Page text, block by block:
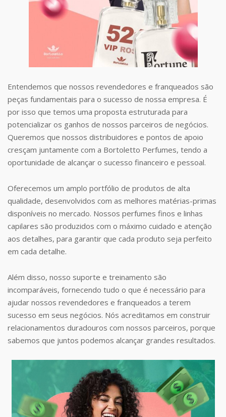
Entendemos que nossos revendedores e franqueados são
peças fundamentais para o sucesso de nossa empresa. É
por isso que temos uma proposta estruturada para
potencializar os ganhos de nossos parceiros de negócios.
Queremos que nossos distribuidores e pontos de apoio
cresçam juntamente com a Bortoletto Perfumes, tendo a
oportunidade de alcançar o sucesso financeiro e pessoal.
Oferecemos um amplo portfólio de produtos de alta
qualidade, desenvolvidos com as melhores matérias-primas
disponíveis no mercado. Nossos perfumes finos e linhas
capilares são produzidos com o máximo cuidado e atenção
aos detalhes, para garantir que cada produto seja perfeito
em cada detalhe.
Além disso, nosso suporte e treinamento são
incomparáveis, fornecendo tudo o que é necessário para
ajudar nossos revendedores e franqueados a terem
sucesso em seus negócios. Nós acreditamos em construir
relacionamentos duradouros com nossos parceiros, porque
sabemos que juntos podemos alcançar grandes resultados.